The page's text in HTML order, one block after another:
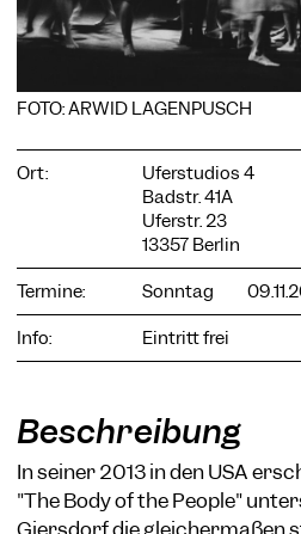
FOTO: ARWID LAGENPUSCH
Ort:
Uferstudios 4
Badstr. 41A
Uferstr. 23
13357 Berlin
Termine:
Sonntag
Info:
Eintritt frei
Beschreibung
In seiner 2013 in den USA
"The Body of the People"
Wir verwenden Cookies und Inhalte
unserer Website. Notwendige
Sie die Website nutzen können.
die Website weiterzuentwickeln. Sie
jederzeit widerrufen. Bitte besuchen
Datenschutzerklärung für weitere
können Sie auswählen, welche
möchten.
Notwendige Cookies
Statistiken
Nur notwendige Alle